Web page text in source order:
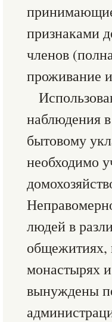
признаками
членов
проживание
наблюдения
бытовому
необходимо
людей в
общежитиях,
монастырях
вынуждены